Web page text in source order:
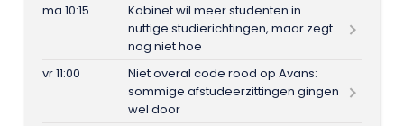
ma 10:15
Kabinet wil meer studenten in
nuttige studierichtingen, maar zegt
nog niet hoe
vr 11:00
Niet overal code rood op Avans:
sommige afstudeerzittingen gingen
wel door